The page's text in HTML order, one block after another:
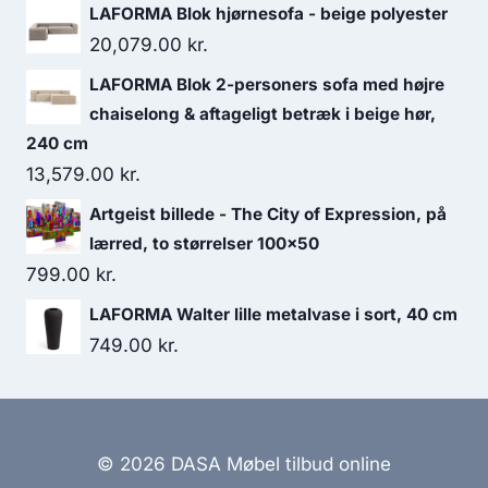
LAFORMA Blok hjørnesofa - beige polyester
20,079.00 kr.
LAFORMA Blok 2-personers sofa med højre
chaiselong & aftageligt betræk i beige hør,
240 cm
13,579.00 kr.
Artgeist billede - The City of Expression, på
lærred, to størrelser 100x50
799.00 kr.
LAFORMA Walter lille metalvase i sort, 40 cm
749.00 kr.
© 2026 DASA Møbel tilbud online